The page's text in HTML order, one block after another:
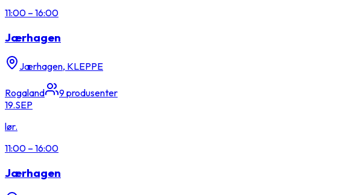
11:00 – 16:00
Jærhagen
Jærhagen, KLEPPE
Rogaland 9produsenter
19.SEP
lør.
11:00 – 16:00
Jærhagen